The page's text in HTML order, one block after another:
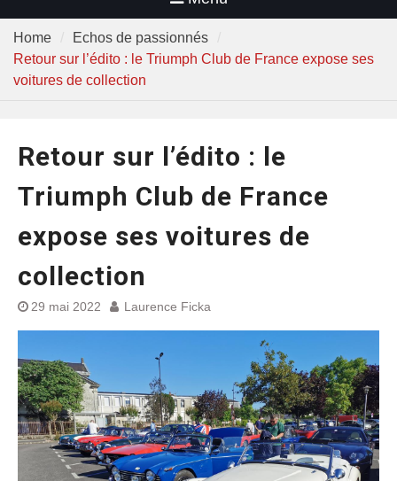
Home
Echos de passionnés
Retour sur l’édito : le Triumph Club de France expose ses
voitures de collection
Retour sur l’édito : le
Triumph Club de France
expose ses voitures de
collection
29 mai 2022 Laurence Ficka